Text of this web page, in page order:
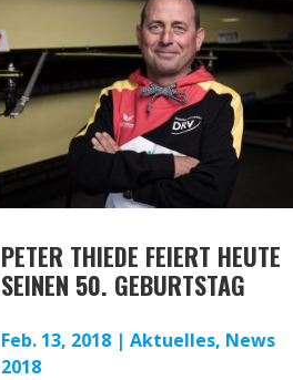
PETER THIEDE FEIERT HEUTE
SEINEN 50. GEBURTSTAG
Feb. 13, 2018 |Aktuelles, News
2018